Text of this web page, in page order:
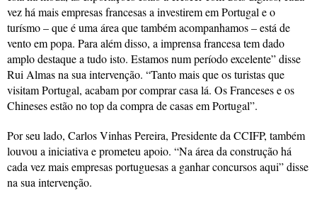
vez há mais empresas francesas a investirem em Portugal e o
turísmo – que é uma área que também acompanhamos – está de
vento em popa. Para além disso, a imprensa francesa tem dado
amplo destaque a tudo isto. Estamos num período excelente” disse
Rui Almas na sua intervenção. “Tanto mais que os turistas que
visitam Portugal, acabam por comprar casa lá. Os Franceses e os
Chineses estão no top da compra de casas em Portugal”.
Por seu lado, Carlos Vinhas Pereira, Presidente da CCIFP, também
louvou a iniciativa e prometeu apoio. “Na área da construção há
cada vez mais empresas portuguesas a ganhar concursos aqui” disse
na sua intervenção.